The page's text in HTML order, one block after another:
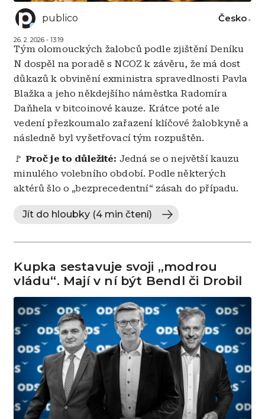
publico
26. 2. 2026 - 13:19
Česko
Tým olomouckých žalobců podle zjištění Deníku
N dospěl na poradě s NCOZ k závěru, že má dost
důkazů k obvinění exministra spravedlnosti Pavla
Blažka a jeho někdejšího náměstka Radomíra
Daňhela v bitcoinové kauze. Krátce poté ale
vedení přezkoumalo zařazení klíčové žalobkyně a
následně byl vyšetřovací tým rozpuštěn.
🚩 Proč je to důležité: Jedná se o největší kauzu
minulého volebního období. Podle některých
aktérů šlo o „bezprecedentní“ zásah do případu.
Jít do hloubky (4 min čtení)
Kupka sestavuje svoji „modrou
vládu“. Mají v ní být Bendl či Drobil